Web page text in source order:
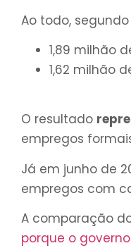
Ao todo,
1,89 milhão
1,62 milhão
O resultado
empregos
Já em junho de
empregos com
A comparação
porque o